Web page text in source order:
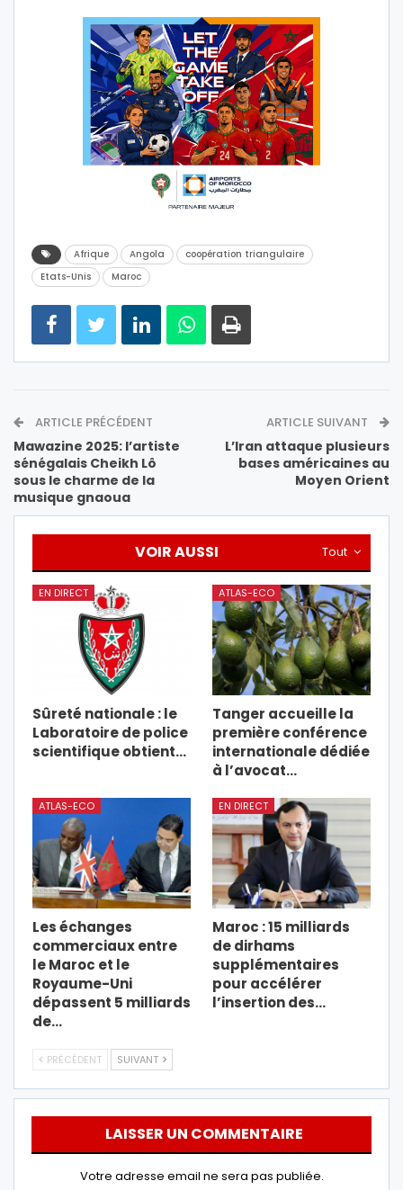
Afrique Angola
coopération triangulaire
Etats-Unis
Maroc
ARTICLE PRÉCÉDENT
Mawazine 2025: l’artiste
sénégalais Cheikh Lô
sous le charme de la
musique gnaoua
ARTICLE SUIVANT
L’Iran attaque plusieurs
bases américaines au
Moyen Orient
Tout
VOIR AUSSI
EN DIRECT
Sûreté nationale : le
Laboratoire de police
scientifique obtient…
ATLAS-ECO
Tanger accueille la
première conférence
internationale dédiée
à l’avocat…
ATLAS-ECO
Les échanges
commerciaux entre
le Maroc et le
Royaume-Uni
dépassent 5 milliards
de…
EN DIRECT
Maroc : 15 milliards
de dirhams
supplémentaires
pour accélérer
l’insertion des…
PRÉCÉDENT SUIVANT
LAISSER UN COMMENTAIRE
Votre adresse email ne sera pas publiée.